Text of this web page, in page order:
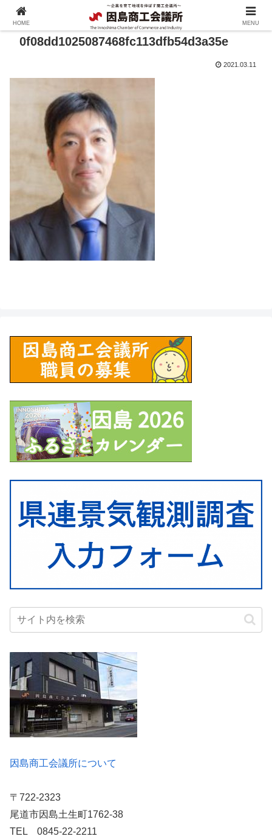
0f08dd1025087468fc113dfb54d3a35e
2021.03.11
因島商工会議所について
〒722-2323
尾道市因島土生町1762-38
TEL 0845-22-2211
HOME MENU